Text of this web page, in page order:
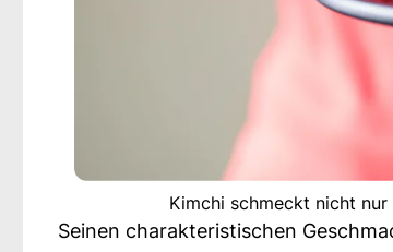
Kimchi schmeckt nicht
Seinen charakteristischen